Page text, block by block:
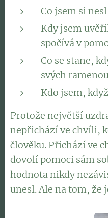
Co jsem si
Kdy jsem
spočívá v
Co se stane,
svých
Kdo jsem,
Protože největší
nepřichází ve chvíli,
člověku. Přichází ve
dovolí pomoci sám
hodnota nikdy
unesl. Ale na tom, že